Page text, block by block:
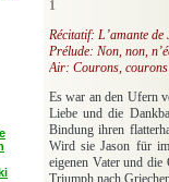
1
Récitatif: L’amante
Prélude: Non, non,
Air: Courons,
Es war an den Ufern
Liebe und die
Bindung ihren
Wird sie Jason für
eigenen Vater und
Triumph nach